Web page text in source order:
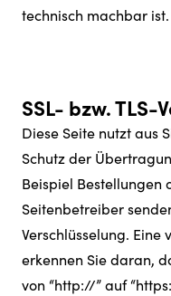
technisch machbar ist.
SSL- bzw. TLS-
Diese Seite nutzt aus
Schutz der
Beispiel Bestellungen
Seitenbetreiber
Verschlüsselung. Eine
erkennen Sie daran,
von “http://” auf